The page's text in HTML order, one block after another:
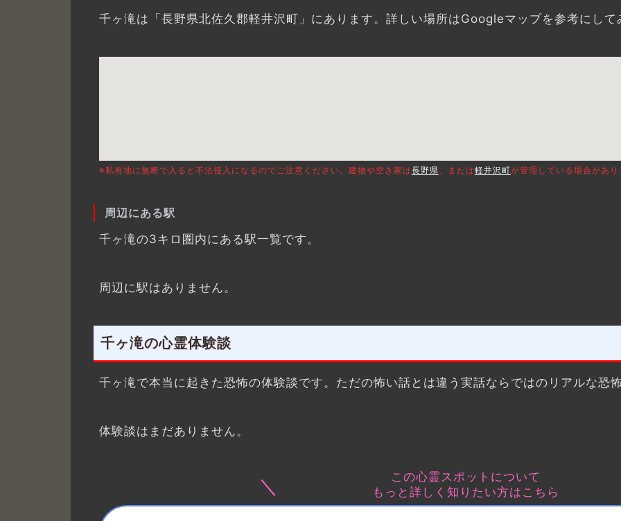
千ヶ滝は「長野県北佐久郡軽井沢町」にあります。詳しい場所はGoogleマップを参考にして
※私有地に無断で入ると不法侵入になるのでご注意ください。建物や空き家は長野県 、または軽井沢町が管理している場合があり
周辺にある駅
千ヶ滝の3キロ圏内にある駅一覧です。
周辺に駅はありません。
千ヶ滝の心霊体験談
千ヶ滝で本当に起きた恐怖の体験談です。ただの怖い話とは違う実話ならではのリアルな恐
体験談はまだありません。
この心霊スポットについて
もっと詳しく知りたい方はこちら